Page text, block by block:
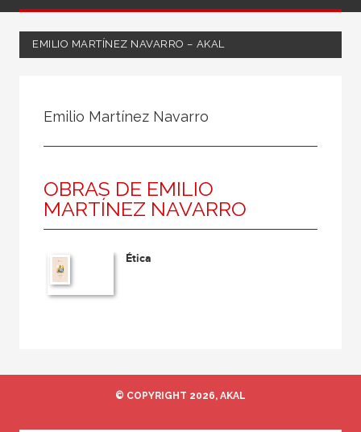
EMILIO MARTÍNEZ NAVARRO – AKAL
Coordinador
Editor
Escritor
Escritora
Traductor
Emilio Martínez Navarro
OBRAS DE EMILIO
MARTÍNEZ NAVARRO
Ética
© COPYRIGHT 2026, AKAL